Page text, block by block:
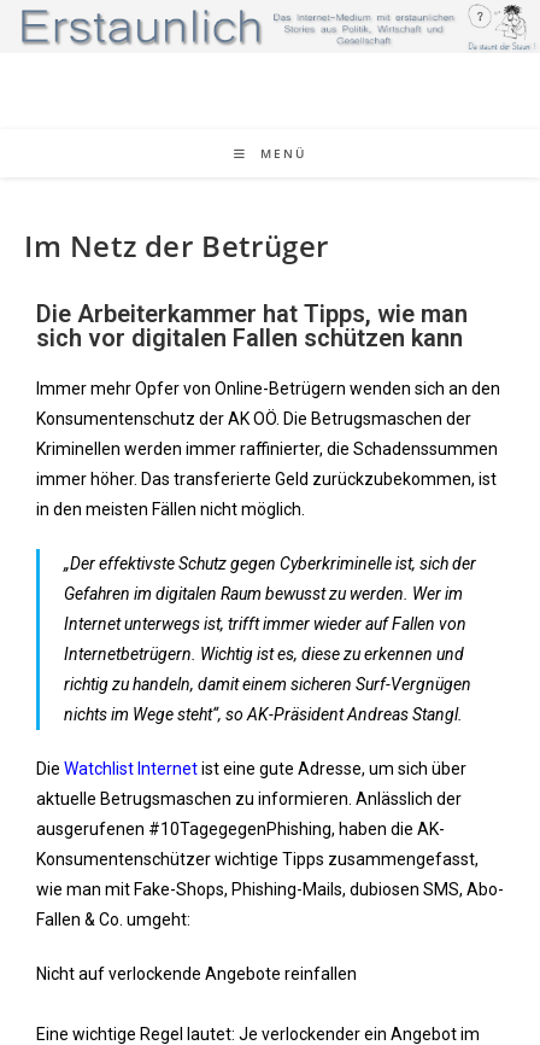
MENÜ
Im Netz der Betrüger
Die Arbeiterkammer hat Tipps, wie man
sich vor digitalen Fallen schützen kann
Immer mehr Opfer von Online-Betrügern wenden sich an den
Konsumentenschutz der AK OÖ. Die Betrugsmaschen der
Kriminellen werden immer raffinierter, die Schadenssummen
immer höher. Das transferierte Geld zurückzubekommen, ist
in den meisten Fällen nicht möglich.
„Der effektivste Schutz gegen Cyberkriminelle ist, sich der
Gefahren im digitalen Raum bewusst zu werden. Wer im
Internet unterwegs ist, trifft immer wieder auf Fallen von
Internetbetrügern. Wichtig ist es, diese zu erkennen und
richtig zu handeln, damit einem sicheren Surf-Vergnügen
nichts im Wege steht“, so AK-Präsident Andreas Stangl.
Die Watchlist Internetist eine gute Adresse, um sich über
aktuelle Betrugsmaschen zu informieren. Anlässlich der
ausgerufenen #10TagegegenPhishing, haben die AK-
Konsumentenschützer wichtige Tipps zusammengefasst,
wie man mit Fake-Shops, Phishing-Mails, dubiosen SMS, Abo-
Fallen & Co. umgeht:
Nicht auf verlockende Angebote reinfallen
Eine wichtige Regel lautet: Je verlockender ein Angebot im